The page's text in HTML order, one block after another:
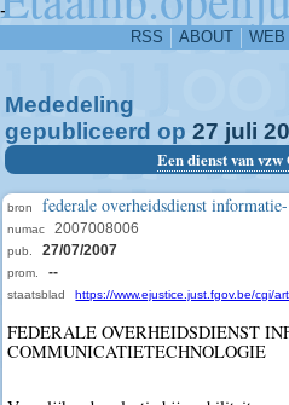
-
RSS ABOUT WEB
Mededeling
gepubliceerd op 27 juli
Een dienst van vzw
bron federale overheidsdienst
numac 2007008006
pub. 27/07/2007
prom. --
staatsblad https://www.ejustice.just.fgov.be/cgi/
FEDERALE OVERHEIDSDIENST
COMMUNICATIETECHNOLOGIE